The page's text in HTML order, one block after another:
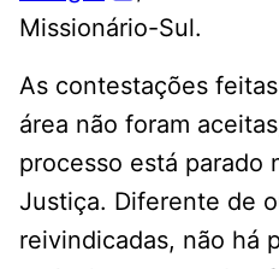
Missionário-Sul.
As contestações
área não foram
processo está parado
Justiça. Diferente de
reivindicadas, não há